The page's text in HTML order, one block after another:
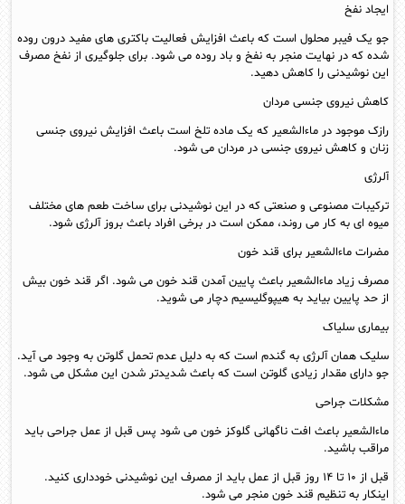
ایجاد نفخ
جو یک فیبر محلول است که باعث افزایش فعالیت باکتری های مفید درون روده
شده که در نهایت منجر به نفخ و باد روده می شود. برای جلوگیری از نفخ مصرف
این نوشیدنی را کاهش دهید.
کاهش نیروی جنسی مردان
رازک موجود در ماءالشعیر که یک ماده تلخ است باعث افزایش نیروی جنسی
زنان و کاهش نیروی جنسی در مردان می شود.
آلرژی
ترکیبات مصنوعی و صنعتی که در این نوشیدنی برای ساخت طعم های مختلف
میوه ای به کار می روند، ممکن است در برخی افراد باعث بروز آلرژی شود.
مضرات ماءالشعیر برای قند خون
مصرف زیاد ماءالشعیر باعث پایین آمدن قند خون می شود. اگر قند خون بیش
از حد پایین بیاید به هیپوگلیسیم دچار می شوید.
بیماری سلیاک
سلیک همان آلرژی به گندم است که به دلیل عدم تحمل گلوتن به وجود می آید.
جو دارای مقدار زیادی گلوتن است که باعث شدیدتر شدن این مشکل می شود.
مشکلات جراحی
ماءالشعیر باعث افت ناگهانی گلوکز خون می شود پس قبل از عمل جراحی باید
مراقب باشید.
قبل از ۱۰ تا ۱۴ روز قبل از عمل باید از مصرف این نوشیدنی خودداری کنید.
اینکار به تنظیم قند خون منجر می شود.